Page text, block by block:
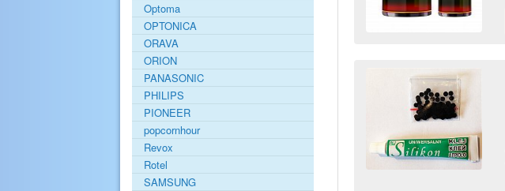
Optoma
OPTONICA
ORAVA
ORION
PANASONIC
PHILIPS
PIONEER
popcornhour
Revox
Rotel
SAMSUNG